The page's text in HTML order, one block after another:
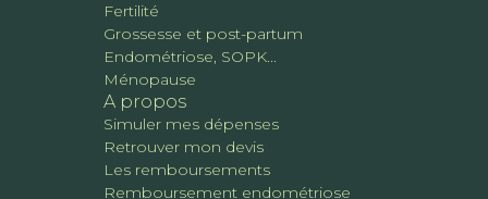
Fertilité
Grossesse et post-partum
Endométriose, SOPK...
Ménopause
A propos
Simuler mes dépenses
Retrouver mon devis
Les remboursements
Remboursement endométriose